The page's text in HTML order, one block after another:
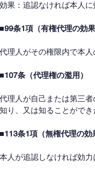
効果：追認なければ本人に
■99条1項（有権代理の効果
代理人がその権限内で本
■107条（代理権の濫用）
代理人が自己または第三
知り、又は知ることができ
■113条1項（無権代理の効
本人が追認しなければ効力